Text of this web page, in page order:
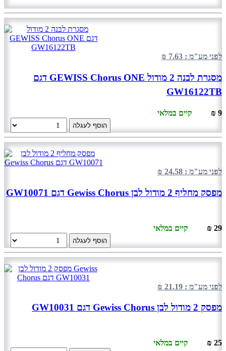
לפני מע"מ : 7.63 ₪
מסגרת לבנה 2 מודול GEWISS Chorus ONE דגם
GW16122TB
9 ₪ קיים במלאי
הוסף לעגלה
לפני מע"מ : 24.58 ₪
מפסק מחליף 2 מודול לבן Gewiss Chorus דגם GW10071
29 ₪ קיים במלאי
הוסף לעגלה
לפני מע"מ : 21.19 ₪
מפסק 2 מודול לבן Gewiss Chorus דגם GW10031
25 ₪ קיים במלאי